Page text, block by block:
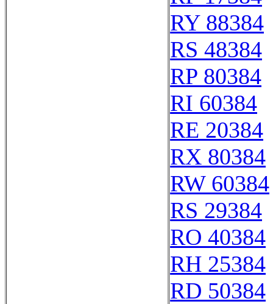
RY 88384
RS 48384
RP 80384
RI 60384
RE 20384
RX 80384
RW 60384
RS 29384
RO 40384
RH 25384
RD 50384